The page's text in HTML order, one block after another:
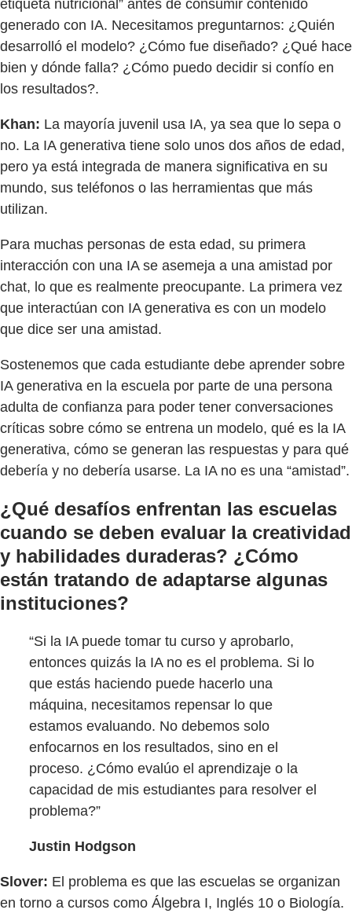
etiqueta nutricional” antes de consumir contenido
generado con IA. Necesitamos preguntarnos: ¿Quién
desarrolló el modelo? ¿Cómo fue diseñado? ¿Qué hace
bien y dónde falla? ¿Cómo puedo decidir si confío en
los resultados?.
Khan: La mayoría juvenil usa IA, ya sea que lo sepa o
no. La IA generativa tiene solo unos dos años de edad,
pero ya está integrada de manera significativa en su
mundo, sus teléfonos o las herramientas que más
utilizan.
Para muchas personas de esta edad, su primera
interacción con una IA se asemeja a una amistad por
chat, lo que es realmente preocupante. La primera vez
que interactúan con IA generativa es con un modelo
que dice ser una amistad.
Sostenemos que cada estudiante debe aprender sobre
IA generativa en la escuela por parte de una persona
adulta de confianza para poder tener conversaciones
críticas sobre cómo se entrena un modelo, qué es la IA
generativa, cómo se generan las respuestas y para qué
debería y no debería usarse. La IA no es una “amistad”.
¿Qué desafíos enfrentan las escuelas
cuando se deben evaluar la creatividad
y habilidades duraderas? ¿Cómo
están tratando de adaptarse algunas
instituciones?
“Si la IA puede tomar tu curso y aprobarlo,
entonces quizás la IA no es el problema. Si lo
que estás haciendo puede hacerlo una
máquina, necesitamos repensar lo que
estamos evaluando. No debemos solo
enfocarnos en los resultados, sino en el
proceso. ¿Cómo evalúo el aprendizaje o la
capacidad de mis estudiantes para resolver el
problema?”
Justin Hodgson
Slover: El problema es que las escuelas se organizan
en torno a cursos como Álgebra I, Inglés 10 o Biología.